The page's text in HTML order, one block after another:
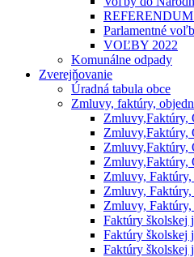
REFERENDUM
Parlamentné
VOĽBY 2022
Komunálne odpady
Zverejňovanie
Úradná tabula obce
Zmluvy, faktúry,
Zmluvy,Faktúry,
Zmluvy,Faktúry,
Zmluvy,Faktúry,
Zmluvy,Faktúry,
Zmluvy,
Zmluvy,
Zmluvy,
Faktúry školskej
Faktúry školskej
Faktúry školskej